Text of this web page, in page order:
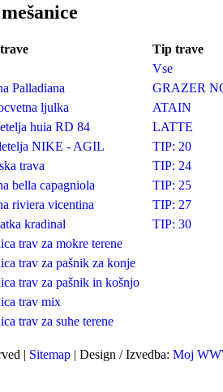
Palladiana
ljulka
huia RD 84
NIKE - AGIL
trava
bella capagniola
riviera vicentina
kradinal
trav za mokre terene
trav za pašnik za konje
trav za pašnik in košnjo
trav mix
trav za suhe terene
Tip trave
Vse
GRAZER
ATAIN
LATTE
TIP: 20
TIP: 24
TIP: 25
TIP: 27
TIP: 30
| Sitemap | Design / Izvedba: Moj